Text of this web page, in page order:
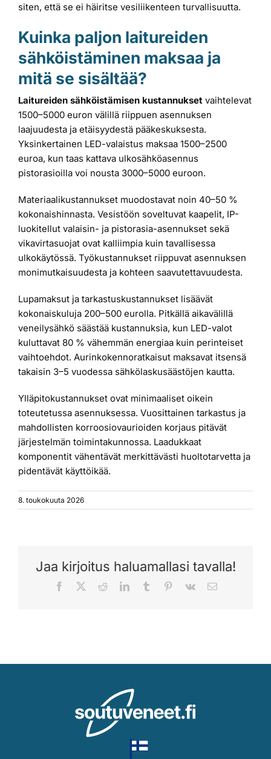
siten, että se ei häiritse vesiliikenteen turvallisuutta.
Kuinka paljon laitureiden
sähköistäminen maksaa ja
mitä se sisältää?
Laitureiden sähköistämisen kustannukset vaihtelevat
1500–5000 euron välillä riippuen asennuksen
laajuudesta ja etäisyydestä pääkeskuksesta.
Yksinkertainen LED-valaistus maksaa 1500–2500
euroa, kun taas kattava ulkosähköasennus
pistorasioilla voi nousta 3000–5000 euroon.
Materiaalikustannukset muodostavat noin 40–50 %
kokonaishinnasta. Vesistöön soveltuvat kaapelit, IP-
luokitellut valaisin- ja pistorasia-asennukset sekä
vikavirtasuojat ovat kalliimpia kuin tavallisessa
ulkokäytössä. Työkustannukset riippuvat asennuksen
monimutkaisuudesta ja kohteen saavutettavuudesta.
Lupamaksut ja tarkastuskustannukset lisäävät
kokonaiskuluja 200–500 eurolla. Pitkällä aikavälillä
veneilysähkö säästää kustannuksia, kun LED-valot
kuluttavat 80 % vähemmän energiaa kuin perinteiset
vaihtoehdot. Aurinkokennoratkaisut maksavat itsensä
takaisin 3–5 vuodessa sähkölaskusäästöjen kautta.
Ylläpitokustannukset ovat minimaaliset oikein
toteutetussa asennuksessa. Vuosittainen tarkastus ja
mahdollisten korroosiovaurioiden korjaus pitävät
järjestelmän toimintakunnossa. Laadukkaat
komponentit vähentävät merkittävästi huoltotarvetta ja
pidentävät käyttöikää.
8. toukokuuta 2026
Jaa kirjoitus haluamallasi tavalla!
Facebook RedditLinkedInTumblr Pinterest
Vk Sähköposti